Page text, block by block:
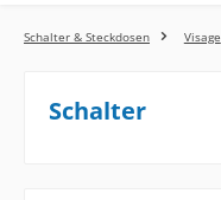
Schalter & Steckdosen Visage
Schalter